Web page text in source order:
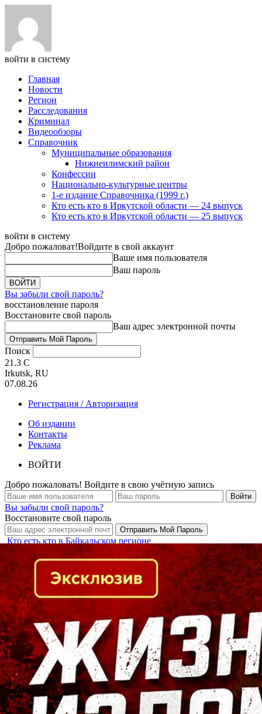
войти в систему
Главная
Новости
Регион
Расследования
Криминал
Видеообзоры
Справочник
Муниципальные образования
Нижнеилимский район
Конфессии
Национально-культурные центры
1-е издание Справочника (1999 г.)
Кто есть кто в Иркутской области — 24 выпуск
Кто есть кто в Иркутской области — 25 выпуск
войти в систему
Добро пожаловат!Войдите в свой аккаунт
Ваше имя пользователя
Ваш пароль
Вы забыли свой пароль?
восстановление пароля
Восстановите свой пароль
Ваш адрес электронной почты
Поиск
21.3 C
Irkutsk, RU
07.08.26
Регистрация / Авторизация
Об издании
Контакты
Реклама
ВОЙТИ
Добро пожаловать! Войдите в свою учётную запись
Вы забыли свой пароль?
Восстановите свой пароль
Кто есть кто в Байкальском регионе